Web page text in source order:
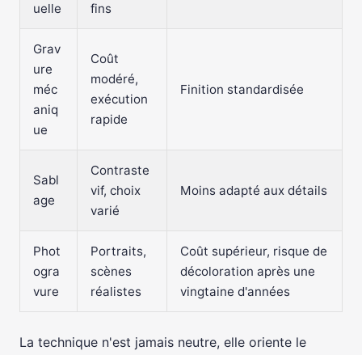
uelle
fins
Grav
ure
méc
aniq
ue
Coût
modéré,
exécution
rapide
Finition standardisée
Sabl
age
Contraste
vif, choix
varié
Moins adapté aux détails
Phot
ogra
vure
Portraits,
scènes
réalistes
Coût supérieur, risque de
décoloration après une
vingtaine d'années
La technique n'est jamais neutre, elle oriente le